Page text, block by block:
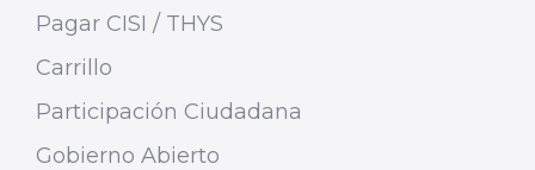
Pagar CISI / THYS
Carrillo
Participación Ciudadana
Gobierno Abierto